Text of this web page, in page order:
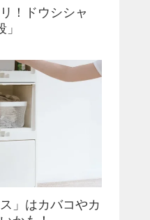
！ドウシシャ
」はカバコやカ